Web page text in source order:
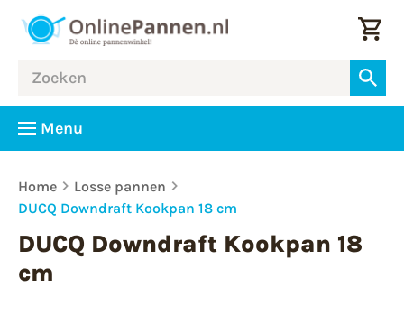
Menu
Home
Losse pannen
DUCQ Downdraft Kookpan 18 cm
DUCQ Downdraft Kookpan 18
cm